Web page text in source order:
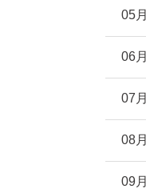
05月
06月
07月
08月
09月